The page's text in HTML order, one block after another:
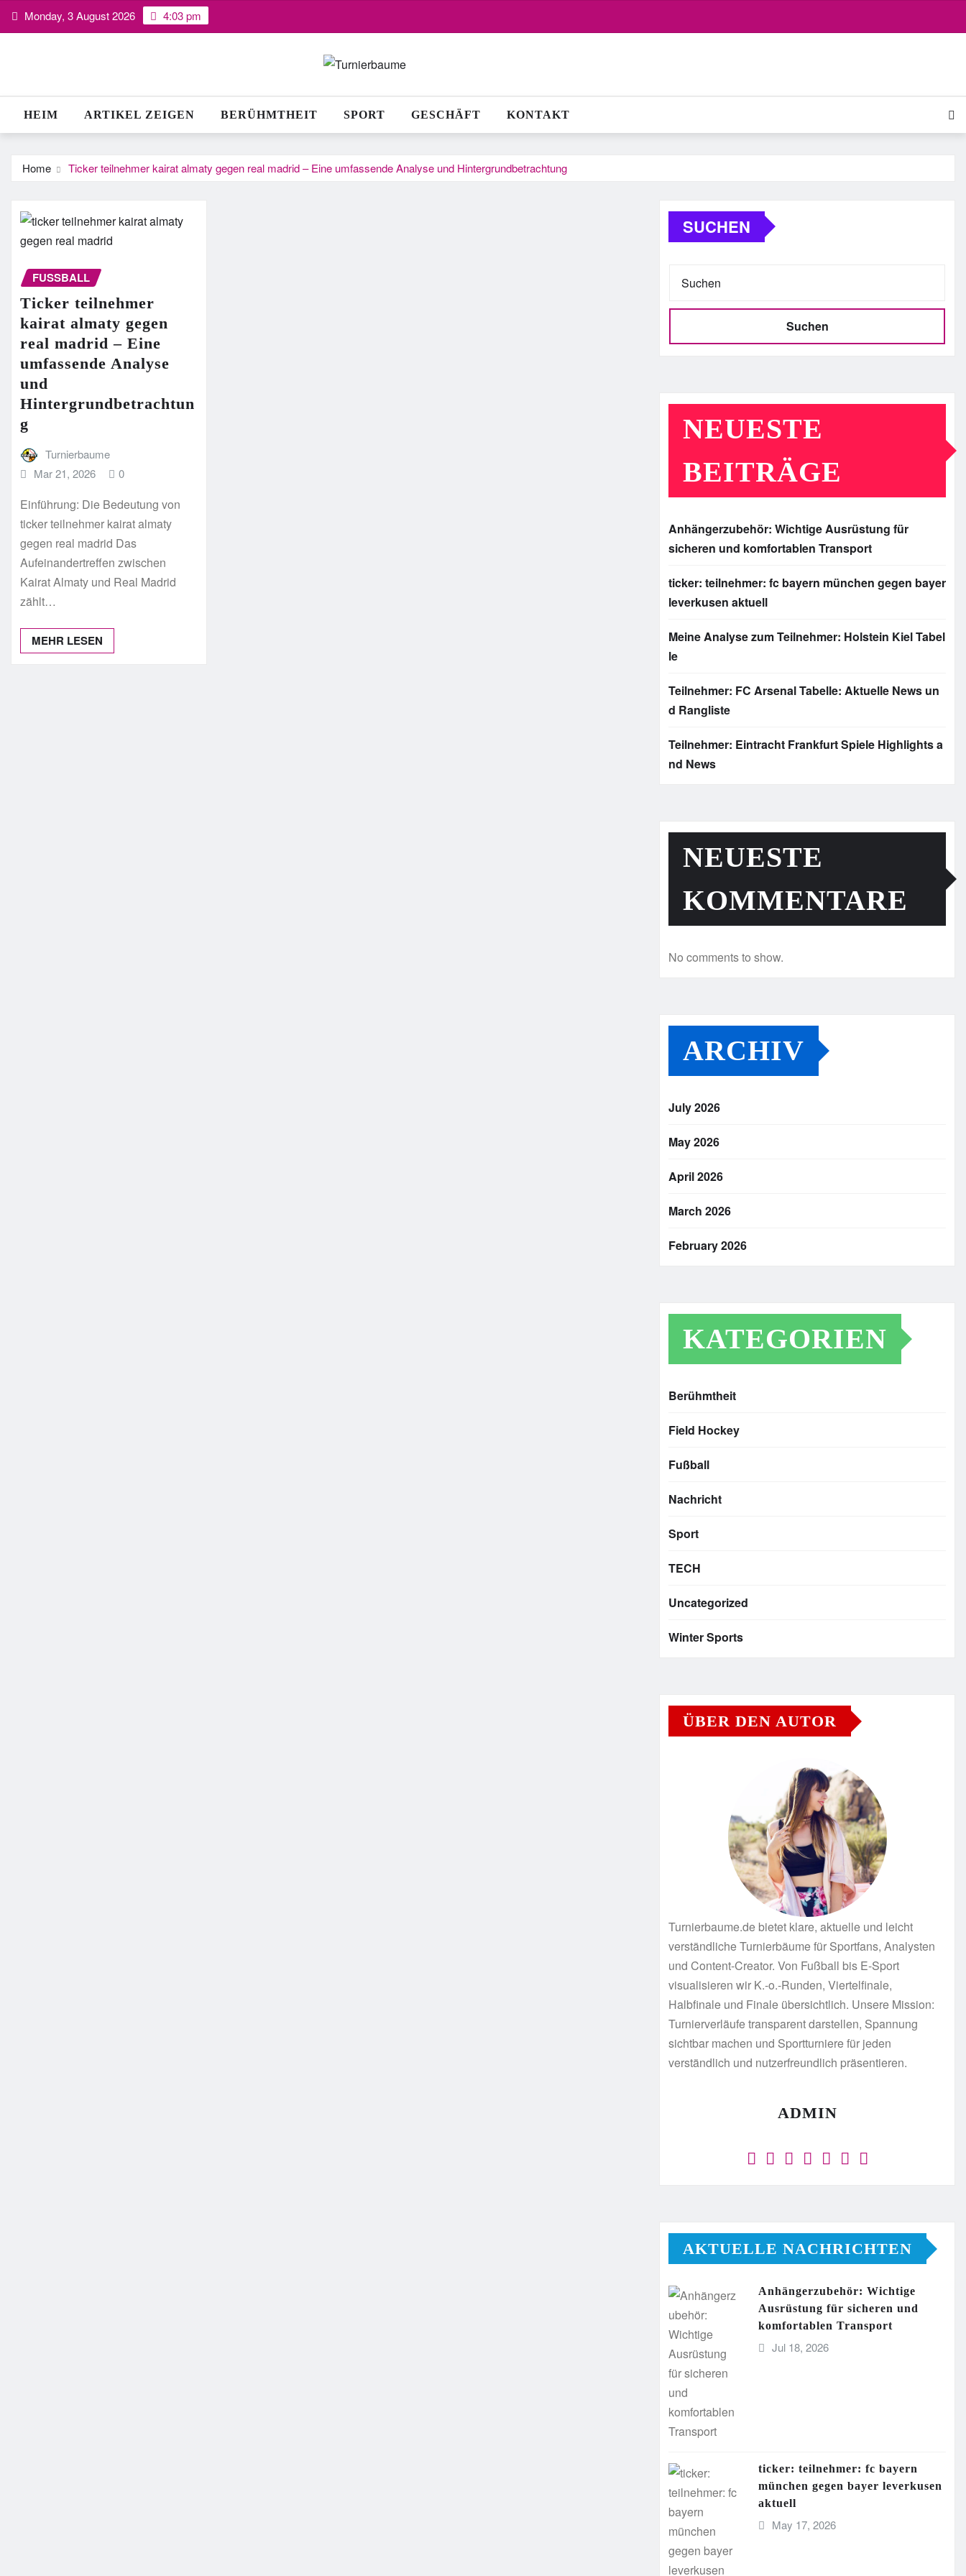
Skip Monday, 3 August 2026 4:03 pm
HEIM ARTIKEL ZEIGEN BERÜHMTHEIT SPORT GESCHÄFT KONTAKT
Home Ticker teilnehmer kairat almaty gegen real madrid – Eine umfassende Analyse und Hintergrundbetrachtung
FUSSBALL
Ticker teilnehmer
kairat almaty gegen
real madrid – Eine
umfassende Analyse
und
Hintergrundbetrachtun
g
Turnierbaume
Mar 21, 2026
0
Einführung: Die Bedeutung von
ticker teilnehmer kairat almaty
gegen real madrid Das
Aufeinandertreffen zwischen
Kairat Almaty und Real Madrid
zählt…
MEHR LESEN
SUCHEN
Suchen
NEUESTE
BEITRÄGE
Anhängerzubehör: Wichtige Ausrüstung für
sicheren und komfortablen Transport
ticker: teilnehmer: fc bayern münchen gegen bayer
leverkusen aktuell
Meine Analyse zum Teilnehmer: Holstein Kiel Tabel
le
Teilnehmer: FC Arsenal Tabelle: Aktuelle News un
d Rangliste
Teilnehmer: Eintracht Frankfurt Spiele Highlights a
nd News
NEUESTE
KOMMENTARE
No comments to show.
ARCHIV
July 2026
May 2026
April 2026
March 2026
February 2026
KATEGORIEN
Berühmtheit
Field Hockey
Fußball
Nachricht
Sport
TECH
Uncategorized
Winter Sports
ÜBER DEN AUTOR
Turnierbaume.de bietet klare, aktuelle und leicht
verständliche Turnierbäume für Sportfans, Analysten
und Content-Creator. Von Fußball bis E-Sport
visualisieren wir K.-o.-Runden, Viertelfinale,
Halbfinale und Finale übersichtlich. Unsere Mission:
Turnierverläufe transparent darstellen, Spannung
sichtbar machen und Sportturniere für jeden
verständlich und nutzerfreundlich präsentieren.
ADMIN
AKTUELLE NACHRICHTEN
Anhängerzubehör: Wichtige
Ausrüstung für sicheren und
komfortablen Transport
Jul 18, 2026
ticker: teilnehmer: fc bayern
münchen gegen bayer leverkusen
aktuell
May 17, 2026